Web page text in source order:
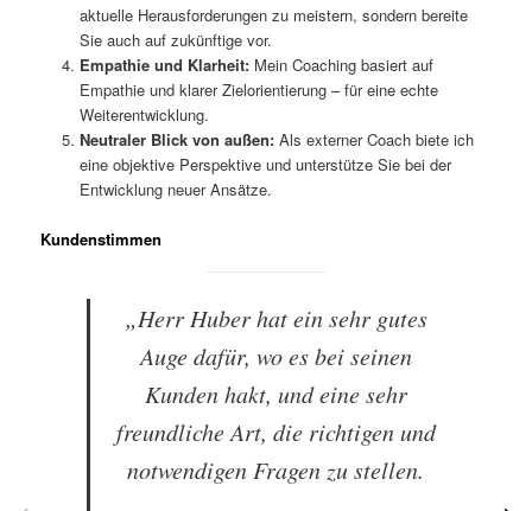
aktuelle Herausforderungen zu meistern, sondern bereite
Sie auch auf zukünftige vor.
Empathie und Klarheit:Mein Coaching basiert auf
Empathie und klarer Zielorientierung – für eine echte
Weiterentwicklung.
Neutraler Blick von außen:Als externer Coach biete ich
eine objektive Perspektive und unterstütze Sie bei der
Entwicklung neuer Ansätze.
Kundenstimmen
„Herr Huber hat ein sehr gutes
Auge dafür, wo es bei seinen
Kunden hakt, und eine sehr
freundliche Art, die richtigen und
notwendigen Fragen zu stellen.